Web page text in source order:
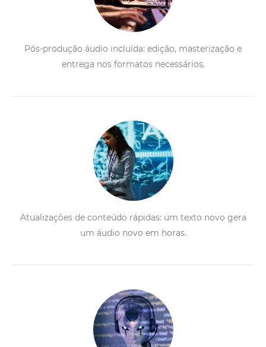
Pós-produção áudio incluída: edição, masterização e
entrega nos formatos necessários.
Atualizações de conteúdo rápidas: um texto novo gera
um áudio novo em horas.